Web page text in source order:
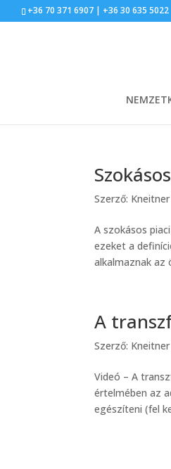
+36 70 371 6907 | +36 30 635 5022
Szerző:
A szokásos
ezeket a
alkalmaznak az
A
Szerző:
Videó – A
értelmében az
egészíteni (fel